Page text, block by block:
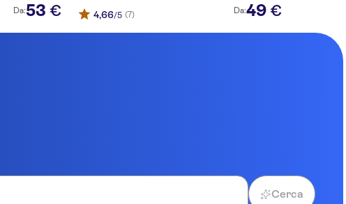
Da:53 € 4,66/5 (7) Da:49 €
Cerca